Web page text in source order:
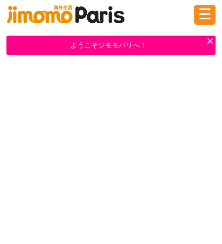
ログイン 新規登録
☰
ようこそジモモパリへ！